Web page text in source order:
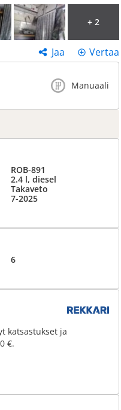
+ 2
Jaa Vertaa
Manuaali
ROB-891
2.4 l, diesel
Takaveto
7-2025
6
katsastukset ja
€.